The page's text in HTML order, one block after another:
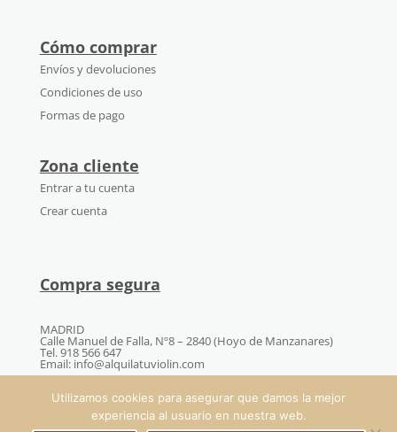
Cómo comprar
Envíos y devoluciones
Condiciones de uso
Formas de pago
Zona cliente
Entrar a tu cuenta
Crear cuenta
Compra segura
MADRID
Calle Manuel de Falla, Nº8 – 2840 (Hoyo de Manzanares)
Tel. 918 566 647
Email: info@alquilatuviolin.com
Utilizamos cookies para asegurar que damos la mejor
experiencia al usuario en nuestra web.